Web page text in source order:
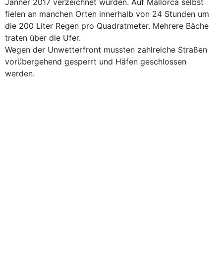
Jänner 2017 verzeichnet wurden. Auf Mallorca selbst
fielen an manchen Orten innerhalb von 24 Stunden um
die 200 Liter Regen pro Quadratmeter. Mehrere Bäche
traten über die Ufer.
Wegen der Unwetterfront mussten zahlreiche Straßen
vorübergehend gesperrt und Häfen geschlossen
werden.